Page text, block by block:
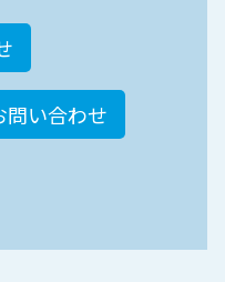
い合わせ